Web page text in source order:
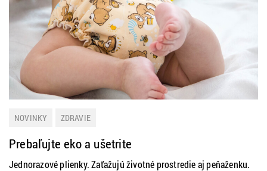
NOVINKY ZDRAVIE
Prebaľujte eko a ušetrite
Jednorazové plienky. Zaťažujú životné prostredie aj peňaženku.